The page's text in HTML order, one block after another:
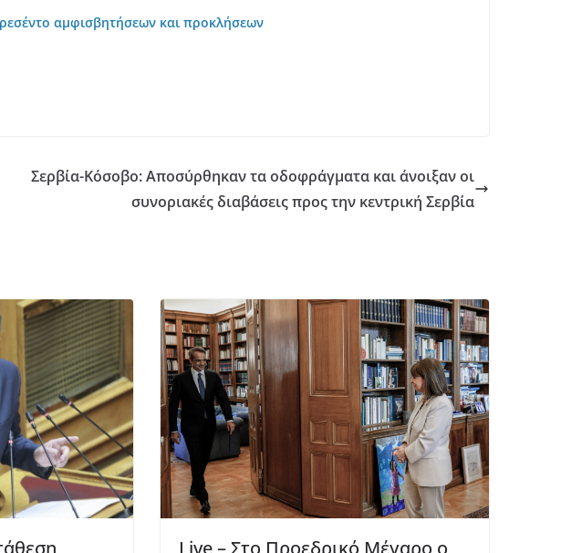
αμφισβητήσεων και προκλήσεων
Σερβία-Κόσοβο: Αποσύρθηκαν τα οδοφράγματα και άνοιξαν οι
συνοριακές διαβάσεις προς την κεντρική Σερβία
Live – Στο Προεδρικό Μέγαρο ο